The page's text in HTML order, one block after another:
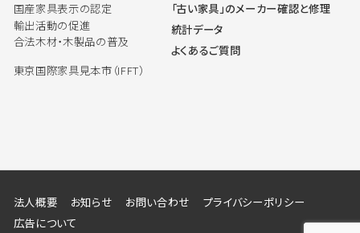
国産家具表示の認定
輸出活動の促進
合法木材・木製品の普及
東京国際家具見本市（IFFT）
「古い家具」のメーカー確認と修理
統計データ
よくあるご質問
法人概要 お知らせ お問い合わせ
プライバシーポリシー
広告について